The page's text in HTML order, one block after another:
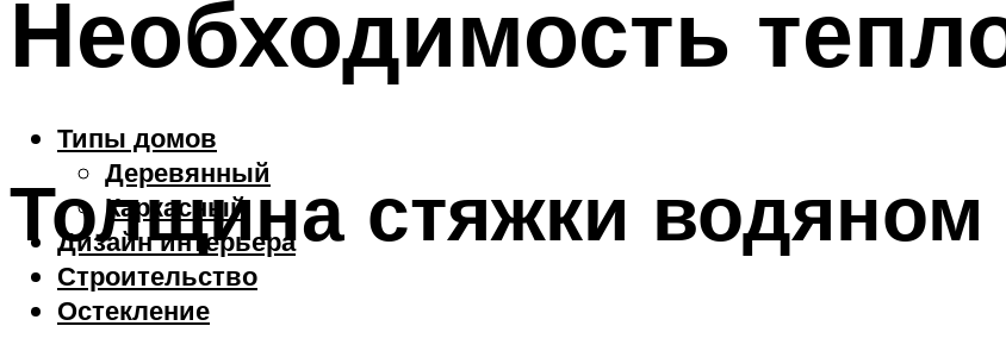
Типы домов
Деревянный
Каркасный
Дизайн интерьера
Строительство
Остекление
Необходимость
Толщина стяжки водяном